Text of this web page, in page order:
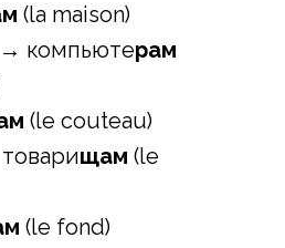
(la maison)
→ компьютерам
(le couteau)
щам (le
(le fond)